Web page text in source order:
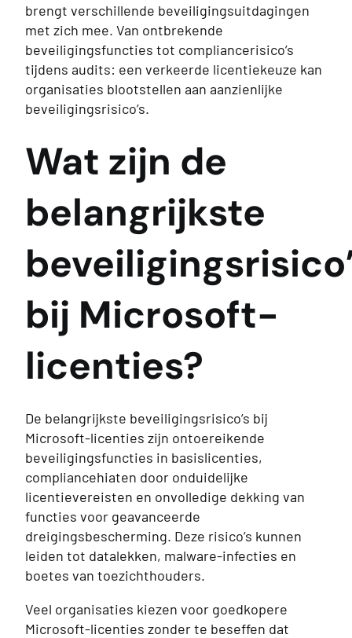
brengt verschillende beveiligingsuitdagingen
met zich mee. Van ontbrekende
beveiligingsfuncties tot compliancerisico’s
tijdens audits: een verkeerde licentiekeuze kan
organisaties blootstellen aan aanzienlijke
beveiligingsrisico’s.
Wat zijn de
belangrijkste
bij Microsoft-
licenties?
De belangrijkste beveiligingsrisico’s bij
Microsoft-licenties zijn ontoereikende
beveiligingsfuncties in basislicenties,
compliancehiaten door onduidelijke
licentievereisten en onvolledige dekking van
functies voor geavanceerde
dreigingsbescherming. Deze risico’s kunnen
leiden tot datalekken, malware-infecties en
boetes van toezichthouders.
Veel organisaties kiezen voor goedkopere
Microsoft-licenties zonder te beseffen dat